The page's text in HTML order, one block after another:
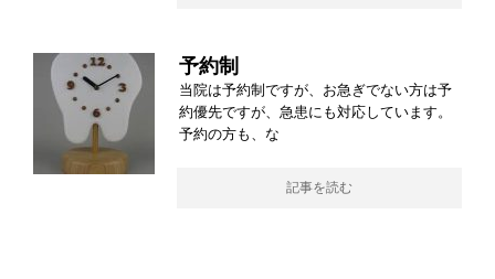
予約制
当院は予約制ですが、お急ぎでない方は予
約優先ですが、急患にも対応しています。
予約の方も、な
記事を読む